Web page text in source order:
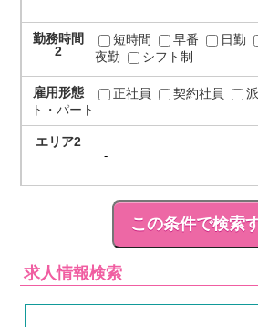
勤務時間
2
短時間 早番 日勤
夜勤
シフト制
雇用形態 正社員 契約社員
ト・パート
エリア2
求人情報検索